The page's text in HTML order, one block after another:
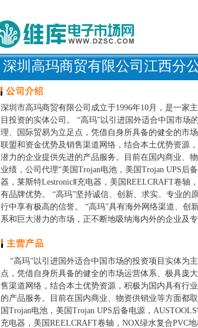
深圳高玛商贸有限公司江西分
深圳市高玛商贸有限公司成立于1996年10月，是一家
目投资的实体公司。 “高玛”以引进国外适合中国市场
理、国际贸易为立足点，凭借自身所具备的健全的市
联盟和资金优势及销售渠道网络，结合本土优势资源
潜力的企业提供先进的产品服务。目前在国内商业、
业绩，公司代理“美国Trojan电池，美国Trojan UPS后
器，莱斯特LestronicⅡ充电器，美国REELCRAFT卷轴
有品牌优势。 “高玛”坚持诚信、创新、求实、专业的
行中享有极高的信誉。 “高玛”具有海外网络渠道、创
系和巨大潜力的市场，正不断地吸纳海内外的企业及专
“高玛”以引进国外适合中国市场的投资项目实体为
点，凭借自身所具备的健全的市场运营体系、极具庞
售渠道网络，结合本土优势资源，积极为国内具有行
的产品服务。目前在国内商业、物资供销业等方面都
国Trojan电池，美国Trojan UPS后备电源，
充电器，美国REELCRAFT卷轴，NOX绿水复合PVC地